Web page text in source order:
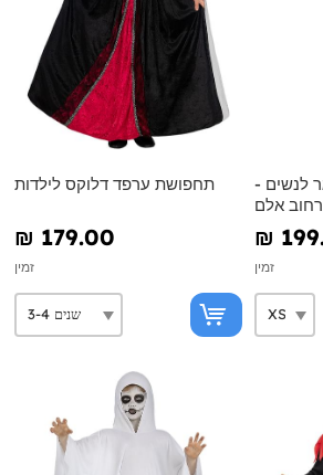
תחפושת ערפד דלוקס לילדות
₪‎ 179.00
זמין
לנשים -
אלם
₪‎
זמין